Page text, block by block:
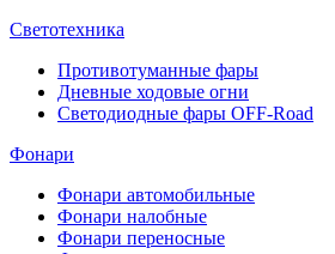
Светотехника
Противотуманные фары
Дневные ходовые огни
Светодиодные фары OFF-Road
Фонари
Фонари автомобильные
Фонари налобные
Фонари переносные